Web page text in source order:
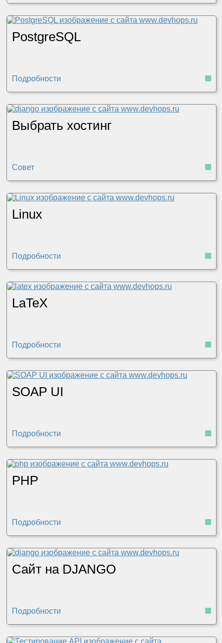
PostgreSQL
Подробности
Выбрать хостинг
Совет
Linux
Подробности
LaTeX
Подробности
SOAP UI
Подробности
PHP
Подробности
Сайт на DJANGO
Подробности